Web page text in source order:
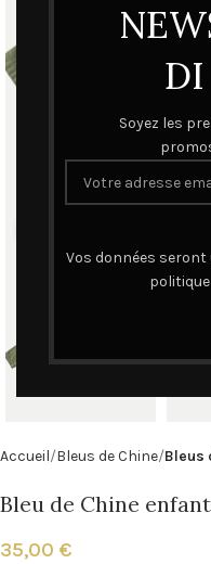
DI
Soyez les
Vos données
Accueil Bleus de Chine Bleus
Bleu de Chine
35,00 €